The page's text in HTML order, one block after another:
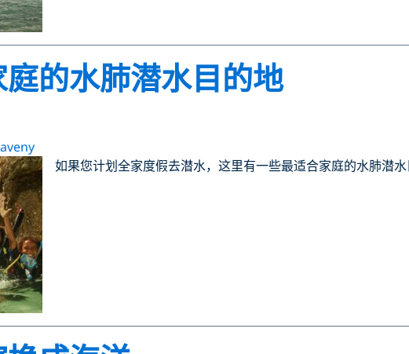
的水肺潜水目的地
如果您计划全家度假去潜水，这里有一些最适合家庭的水肺潜水